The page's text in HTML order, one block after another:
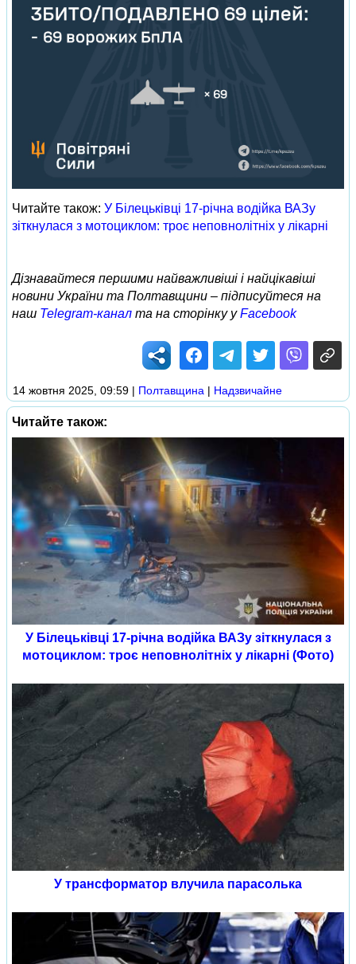
Читайте також: У Білецьківці 17-річна водійка ВАЗу
зіткнулася з мотоциклом: троє неповнолітніх у лікарні
Дізнавайтеся першими найважливіші і найцікавіші
новини України та Полтавщини – підписуйтеся на
наш Telegram-канал та на сторінку уFacebook
14 жовтня 2025, 09:59 | Полтавщина | Надзвичайне
Читайте також:
У Білецьківці 17-річна водійка ВАЗу зіткнулася з
мотоциклом: троє неповнолітніх у лікарні (Фото)
У трансформатор влучила парасолька